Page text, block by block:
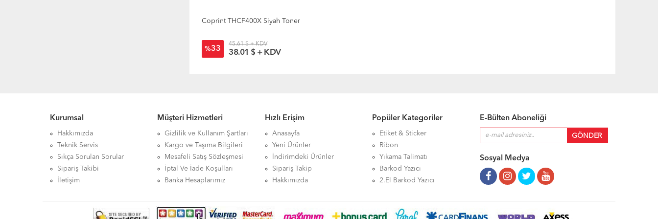
Coprint THCF400X Siyah Toner
%33
45.61 $ + KDV
38.01 $ + KDV
Kurumsal
Hakkımızda
Teknik Servis
Sıkça Sorulan Sorular
Sipariş Takibi
İletişim
Müşteri Hizmetleri
Gizlilik ve Kullanım Şartları
Kargo ve Taşıma Bilgileri
Mesafeli Satış Sözleşmesi
İptal Ve İade Koşulları
Banka Hesaplarımız
Hızlı Erişim
Anasayfa
Yeni Ürünler
İndirimdeki Ürünler
Sipariş Takip
Hakkımızda
Popüler Kategoriler
Etiket & Sticker
Ribon
Yıkama Talimatı
Barkod Yazıcı
2.El Barkod Yazıcı
E-Bülten Aboneliği
Sosyal Medya